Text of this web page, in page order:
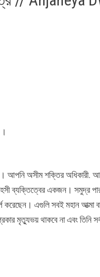
আপনি অসীম শক্তির অধিকারী.
ব্যক্তিত্বের একজন। সমুদ্র
এগুলি সবই মহান আত্মা
মৃত্যুভয় থাকবে না এবং তিনি